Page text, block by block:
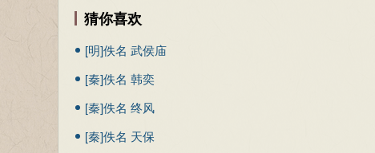
帑（nú）：通“孥”，儿女。
亶（dǎn）：信，确实。然：如此。
参考资料：
1、朱熹．诗经集传．上海：上海古籍出版社，1987：68-
2、王秀梅译注．诗经（下）·雅颂．北京：中华书局，
了最无私的兄弟之情，成为流传至今的典故成语。
乱”时的“莫如兄弟”，转而叹惜“安宁”时的“不如友生”。
期，统治阶级内部骨肉相残、手足相害的事频频发生。
人的叹惜是有感而发的，且有警世规劝之意。不过，这
欢快热烈。
猜你喜欢
[明]佚名 武侯庙
[秦]佚名 韩奕
[秦]佚名 终风
[秦]佚名 天保